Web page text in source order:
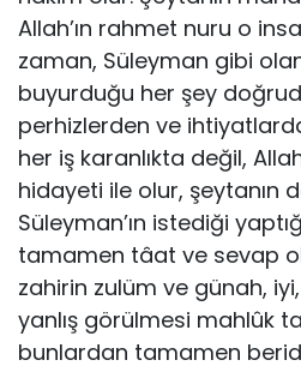
Allah’ın rahmet nuru o
zaman, Süleyman gibi olan
buyurduğu her şey
perhizlerden ve
her iş karanlıkta değil,
hidayeti ile olur, şeytanın
Süleyman’ın istediği
tamamen tâat ve sevap
zahirin zulüm ve günah,
yanlış görülmesi mahlûk
bunlardan tamamen